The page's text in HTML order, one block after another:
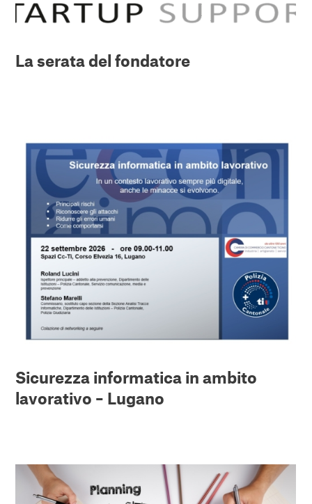
La serata del fondatore
Sicurezza informatica in ambito
lavorativo – Lugano